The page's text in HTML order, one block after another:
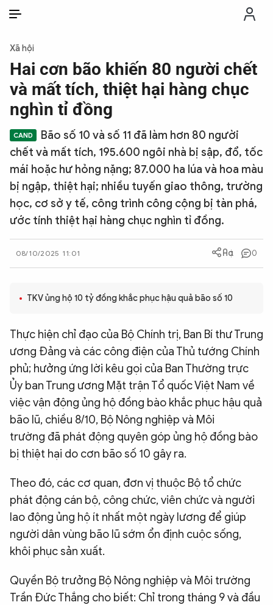
THỜI SỰ
CHỐNG DIỄN BIẾN HÒA BÌNH
CÔNG AN TRONG LÒNG DÂN
XÃ HỘI
PHÁP LUẬT
CÔNG NGHỆ
BẠN ĐỌC & CAND
ĐA PHƯƠNG TIỆN
eMagazine
Podcast
Video Ảnh
An ninh thế giới
Văn nghệ Công an
Chuyên đề
Xã hội
Hai cơn bão khiến 80 người chết
và mất tích, thiệt hại hàng chục
nghìn tỉ đồng
Bão số 10 và số 11 đã làm hơn 80 người
chết và mất tích, 195.600 ngôi nhà bị sập, đổ, tốc
mái hoặc hư hỏng nặng; 87.000 ha lúa và hoa màu
bị ngập, thiệt hại; nhiều tuyến giao thông, trường
học, cơ sở y tế, công trình công cộng bị tàn phá,
ước tính thiệt hại hàng chục nghìn tỉ đồng.
08/10/2025 11:01 0
TKV ủng hộ 10 tỷ đồng khắc phục hậu quả bão số 10
Thực hiện chỉ đạo của Bộ Chính trị, Ban Bí thư Trung
ương Đảng và các công điện của Thủ tướng Chính
phủ; hưởng ứng lời kêu gọi của Ban Thường trực
Ủy ban Trung ương Mặt trận Tổ quốc Việt Nam về
việc vận động ủng hộ đồng bào khắc phục hậu quả
bão lũ, chiều 8/10, Bộ Nông nghiệp và Môi
trường đã phát động quyên góp ủng hộ đồng bào
bị thiệt hại do cơn bão số 10 gây ra.
Theo đó, các cơ quan, đơn vị thuộc Bộ tổ chức
phát động cán bộ, công chức, viên chức và người
lao động ủng hộ ít nhất một ngày lương để giúp
người dân vùng bão lũ sớm ổn định cuộc sống,
khôi phục sản xuất.
Quyền Bộ trưởng Bộ Nông nghiệp và Môi trường
Trần Đức Thắng cho biết: Chỉ trong tháng 9 và đầu